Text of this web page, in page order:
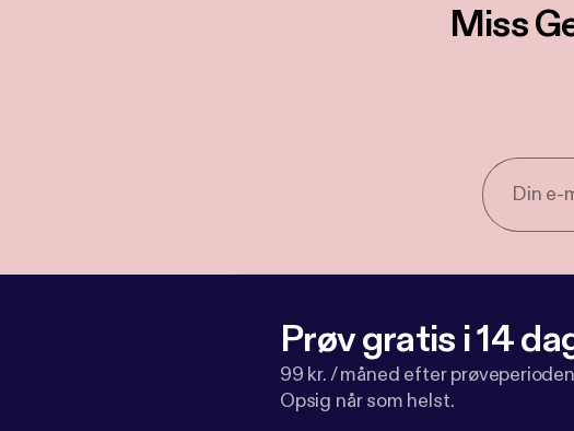
Miss
Prøv gratis i 14
99 kr. / måned efter
Opsig når som helst.